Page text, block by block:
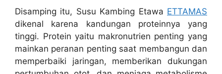
Disamping itu, Susu Kambing Etawa ETTAMAS
dikenal karena kandungan proteinnya yang
tinggi. Protein yaitu makronutrien penting yang
mainkan peranan penting saat membangun dan
memperbaiki jaringan, memberikan dukungan